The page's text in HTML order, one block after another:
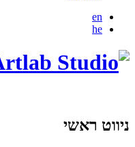
en
he
ניווט ראשי